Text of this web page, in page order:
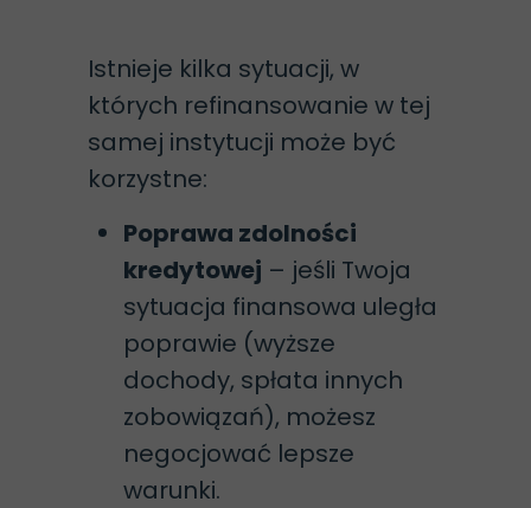
Istnieje kilka sytuacji, w
których refinansowanie w tej
samej instytucji może być
korzystne:
Poprawa zdolności
kredytowej – jeśli Twoja
sytuacja finansowa uległa
poprawie (wyższe
dochody, spłata innych
zobowiązań), możesz
negocjować lepsze
warunki.